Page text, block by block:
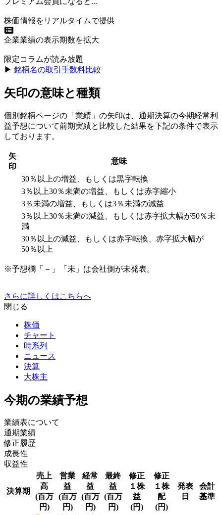
株価情報をリアルタイムで提供
企業業績の表示期数を拡大
限定コラムが読み放題
▶︎ 銘柄名の取引手数料比較
矢印の意味と種類
個別銘柄ページの「業績」の矢印は、通期決算の今期経常利
益予想について前期実績と比較した結果を下記の条件で表示
しております。
矢
印
意味
30％以上の増益、もしくは黒字転換
3％以上30％未満の増益、もしくは赤字縮小
3％未満の増益、もしくは3％未満の減益
3％以上30％未満の減益、もしくは赤字拡大幅が50％未
満
30％以上の減益、もしくは赤字転換、赤字拡大幅が
50％以上
※予想欄「－」「未」は会社側が未発表。
さらに詳しくはこちらへ
閉じる
株価
チャート
時系列
ニュース
決算
大株主
今期の業績予想
業績表について
通期業績
修正履歴
成長性
収益性
決算期
売上
高
(百万
円)
営業
益
(百万
円)
経常
益
(百万
円)
最終
益
(百万
円)
修正
１株
益
(円)
修正
１株
配
(円)
発表
日
会計
基準